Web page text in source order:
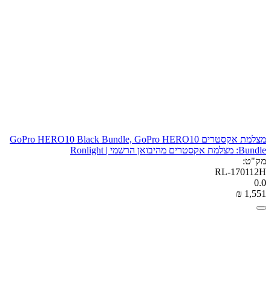
מצלמת אקסטרים GoPro HERO10 Black Bundle, GoPro HERO10
Bundle: מצלמת אקסטרים מהיבואן הרשמי | Ronlight
מק"ט:
RL-170112H
0.0
₪ 1,551